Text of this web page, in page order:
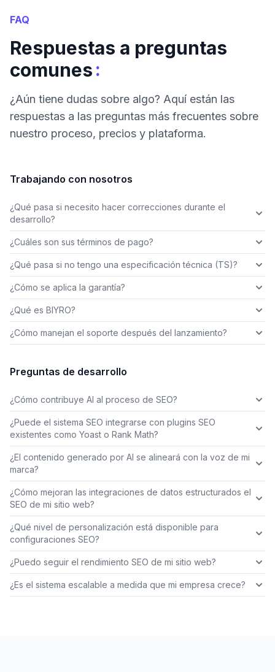
FAQ
Respuestas a preguntas
comunes:
¿Aún tiene dudas sobre algo? Aquí están las
respuestas a las preguntas más frecuentes sobre
nuestro proceso, precios y plataforma.
Trabajando con nosotros
¿Qué pasa si necesito hacer correcciones durante el
desarrollo?
¿Cuáles son sus términos de pago?
¿Qué pasa si no tengo una especificación técnica (TS)?
¿Cómo se aplica la garantía?
¿Qué es BIYRO?
¿Cómo manejan el soporte después del lanzamiento?
Preguntas de desarrollo
¿Cómo contribuye AI al proceso de SEO?
¿Puede el sistema SEO integrarse con plugins SEO
existentes como Yoast o Rank Math?
¿El contenido generado por AI se alineará con la voz de mi
marca?
¿Cómo mejoran las integraciones de datos estructurados el
SEO de mi sitio web?
¿Qué nivel de personalización está disponible para
configuraciones SEO?
¿Puedo seguir el rendimiento SEO de mi sitio web?
¿Es el sistema escalable a medida que mi empresa crece?